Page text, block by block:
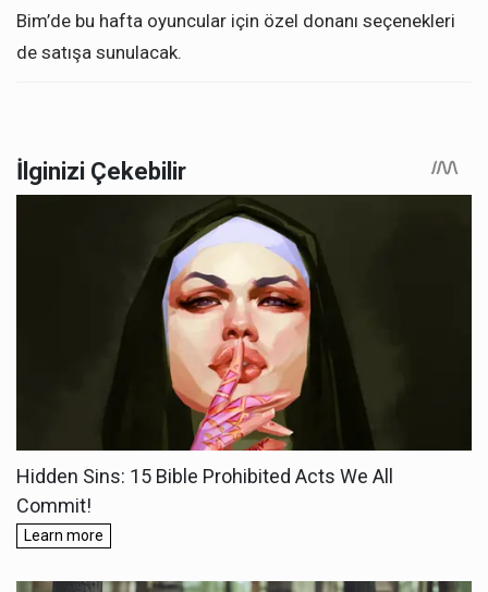
Bim’de bu hafta oyuncular için özel donanı seçenekleri
de satışa sunulacak.